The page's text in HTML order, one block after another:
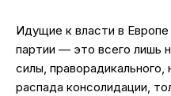
Идущие к власти в
партии — это всего лишь
силы, праворадикального,
распада консолидации,